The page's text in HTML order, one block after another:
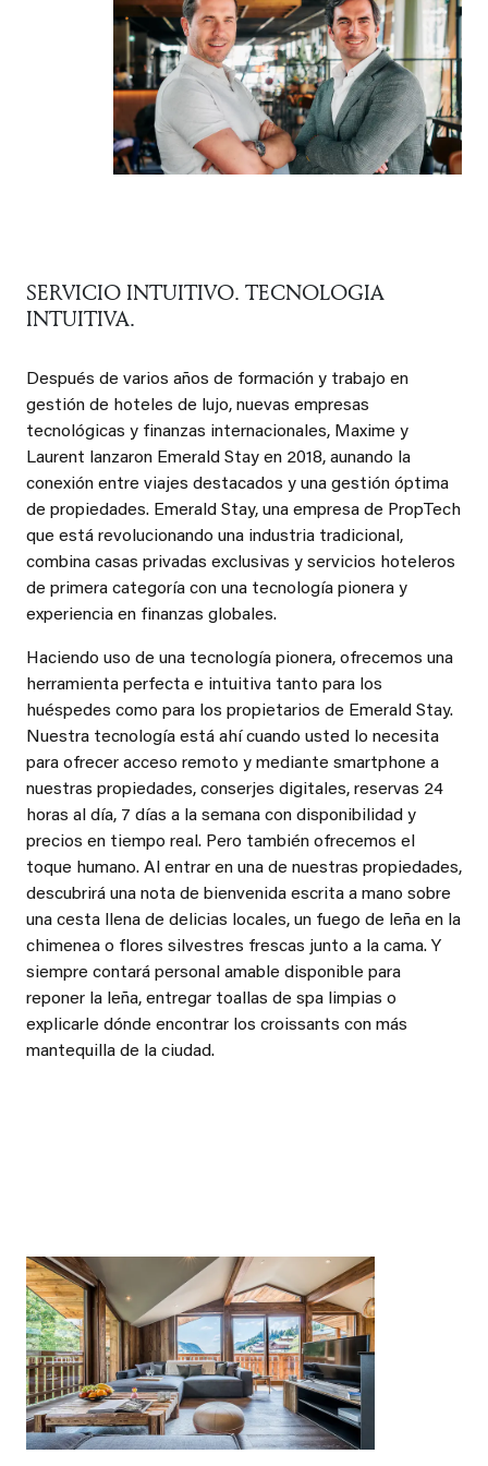
SERVICIO INTUITIVO. TECNOLOGIA
INTUITIVA.
Después de varios años de formación y trabajo en
gestión de hoteles de lujo, nuevas empresas
tecnológicas y finanzas internacionales, Maxime y
Laurent lanzaron Emerald Stay en 2018, aunando la
conexión entre viajes destacados y una gestión óptima
de propiedades. Emerald Stay, una empresa de PropTech
que está revolucionando una industria tradicional,
combina casas privadas exclusivas y servicios hoteleros
de primera categoría con una tecnología pionera y
experiencia en finanzas globales.
Haciendo uso de una tecnología pionera, ofrecemos una
herramienta perfecta e intuitiva tanto para los
huéspedes como para los propietarios de Emerald Stay.
Nuestra tecnología está ahí cuando usted lo necesita
para ofrecer acceso remoto y mediante smartphone a
nuestras propiedades, conserjes digitales, reservas 24
horas al día, 7 días a la semana con disponibilidad y
precios en tiempo real. Pero también ofrecemos el
toque humano. Al entrar en una de nuestras propiedades,
descubrirá una nota de bienvenida escrita a mano sobre
una cesta llena de delicias locales, un fuego de leña en la
chimenea o flores silvestres frescas junto a la cama. Y
siempre contará personal amable disponible para
reponer la leña, entregar toallas de spa limpias o
explicarle dónde encontrar los croissants con más
mantequilla de la ciudad.